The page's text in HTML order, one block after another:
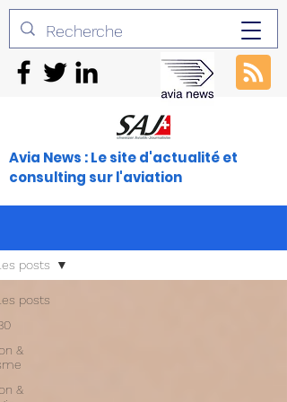
Avia News : Le site d'actualité et
consulting sur l'aviation
posts
&
&
posts